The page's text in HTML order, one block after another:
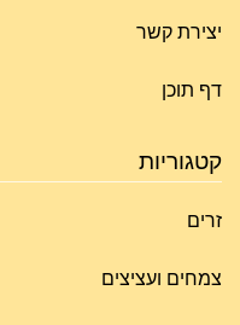
יצירת קשר
דף תוכן
קטגוריות
זרים
צמחים ועציצים